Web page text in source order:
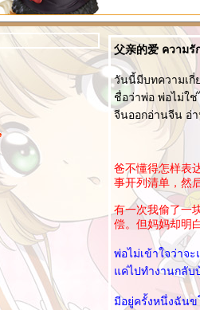
父亲的爱 ความรั
วันนี้มีบทความเกี่
ชื่อว่าพ่อ พ่อไม่ใช่
จีนออกอ่านจีน อ่
爸不懂得怎样表
事开列清单，然
有一次我偷了一
偿。但妈妈却明
พ่อไม่เข้าใจว่าจ
ค่ไปทำงานกลับบ้
มีอยู่ครั้งหนึ่งฉันข